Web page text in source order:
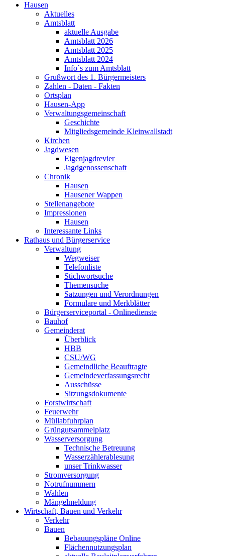
Hausen
Aktuelles
Amtsblatt
aktuelle Ausgabe
Amtsblatt 2026
Amtsblatt 2025
Amtsblatt 2024
Info´s zum Amtsblatt
Grußwort des 1. Bürgermeisters
Zahlen - Daten - Fakten
Ortsplan
Hausen-App
Verwaltungsgemeinschaft
Geschichte
Mitgliedsgemeinde Kleinwallstadt
Kirchen
Jagdwesen
Eigenjagdrevier
Jagdgenossenschaft
Chronik
Hausen
Hausener Wappen
Stellenangebote
Impressionen
Hausen
Interessante Links
Rathaus und Bürgerservice
Verwaltung
Wegweiser
Telefonliste
Stichwortsuche
Themensuche
Satzungen und Verordnungen
Formulare und Merkblätter
Bürgerserviceportal - Onlinedienste
Bauhof
Gemeinderat
Überblick
HBB
CSU/WG
Gemeindliche Beauftragte
Gemeindeverfassungsrecht
Ausschüsse
Sitzungsdokumente
Forstwirtschaft
Feuerwehr
Müllabfuhrplan
Grüngutsammelplatz
Wasserversorgung
Technische Betreuung
Wasserzählerablesung
unser Trinkwasser
Stromversorgung
Notrufnummern
Wahlen
Mängelmeldung
Wirtschaft, Bauen und Verkehr
Verkehr
Bauen
Bebauungspläne Online
Flächennutzungsplan